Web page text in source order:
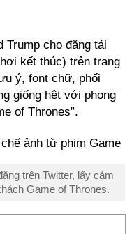
Trump cho đăng tải
kết thúc) trên trang
ý, font chữ, phối
giống hệt với phong
of Thrones”.
trên Twitter, lấy cảm
Game of Thrones.